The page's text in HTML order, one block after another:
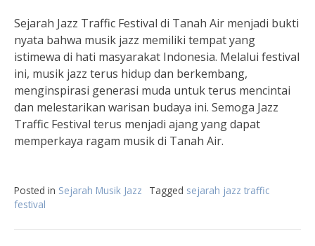
Sejarah Jazz Traffic Festival di Tanah Air menjadi bukti
nyata bahwa musik jazz memiliki tempat yang
istimewa di hati masyarakat Indonesia. Melalui festival
ini, musik jazz terus hidup dan berkembang,
menginspirasi generasi muda untuk terus mencintai
dan melestarikan warisan budaya ini. Semoga Jazz
Traffic Festival terus menjadi ajang yang dapat
memperkaya ragam musik di Tanah Air.
Posted in Sejarah Musik Jazz Tagged sejarah jazz traffic
festival